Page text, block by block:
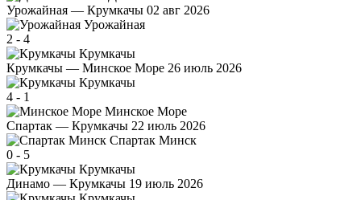
Урожайная — Крумкачы 02 авг 2026
Урожайная
2 - 4
Крумкачы
Крумкачы — Минское Море 26 июль 2026
Крумкачы
4 - 1
Минское Море
Спартак — Крумкачы 22 июль 2026
Спартак Минск
0 - 5
Крумкачы
Динамо — Крумкачы 19 июль 2026